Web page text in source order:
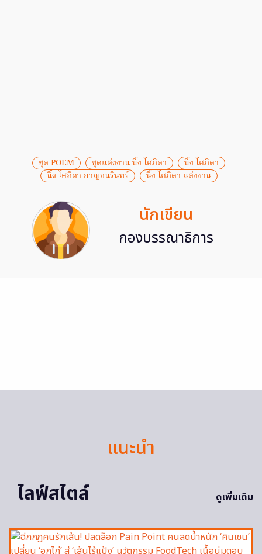
ชุด POEM ชุดแต่งงาน นิ้ง โศภิดา
นิ้ง โศภิดา
นิ้ง โศภิดา กาญจนรินทร์
นิ้ง โศภิดา แต่งงาน
นักเขียน
กองบรรณาธิการ
แนะนำ
ไลฟ์สไตล์
ดูเพิ่มเติม